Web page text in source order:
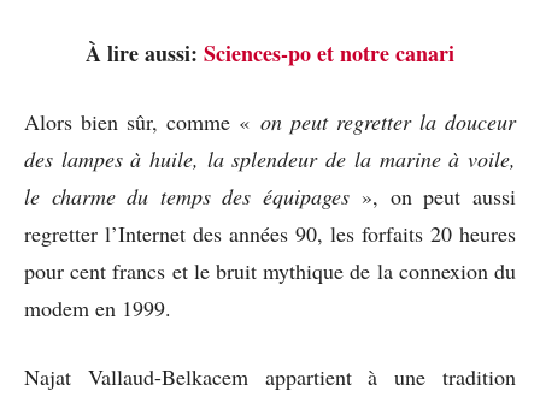
À lire aussi: Sciences-po et notre canari
Alors bien sûr, comme « on peut regretter la douceur
des lampes à huile, la splendeur de la marine à voile,
le charme du temps des équipages», on peut aussi
regretter l’Internet des années 90, les forfaits 20 heures
pour cent francs et le bruit mythique de la connexion du
modem en 1999.
Najat Vallaud-Belkacem appartient à une tradition